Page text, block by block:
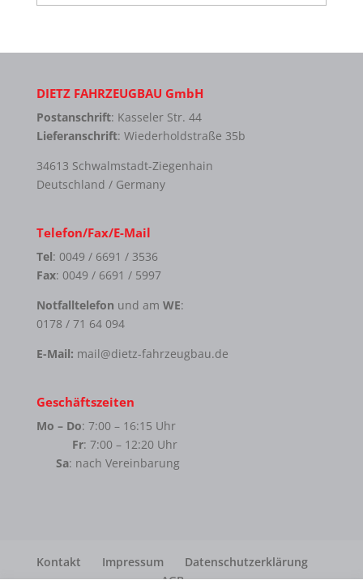
DIETZ FAHRZEUGBAU GmbH
Postanschrift: Kasseler Str. 44
Lieferanschrift: Wiederholdstraße 35b
34613 Schwalmstadt-Ziegenhain
Deutschland / Germany
Telefon/Fax/E-Mail
Tel: 0049 / 6691 / 3536
Fax: 0049 / 6691 / 5997
Notfalltelefon und am WE:
0178 / 71 64 094
E-Mail: mail@dietz-fahrzeugbau.de
Geschäftszeiten
Mo – Do: 7:00 – 16:15 Uhr
Fr: 7:00 – 12:20 Uhr
Sa: nach Vereinbarung
Kontakt Impressum
Datenschutzerklärung